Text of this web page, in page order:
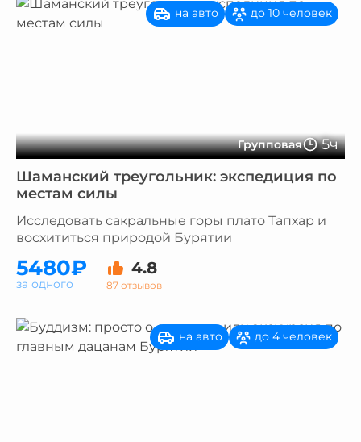
Групповая 5ч
на авто до 10 человек
Шаманский треугольник: экспедиция по
местам силы
Исследовать сакральные горы плато Тапхар и
восхититься природой Бурятии
5480₽ 4.8
87 отзывов
за одного
на авто до 4 человек